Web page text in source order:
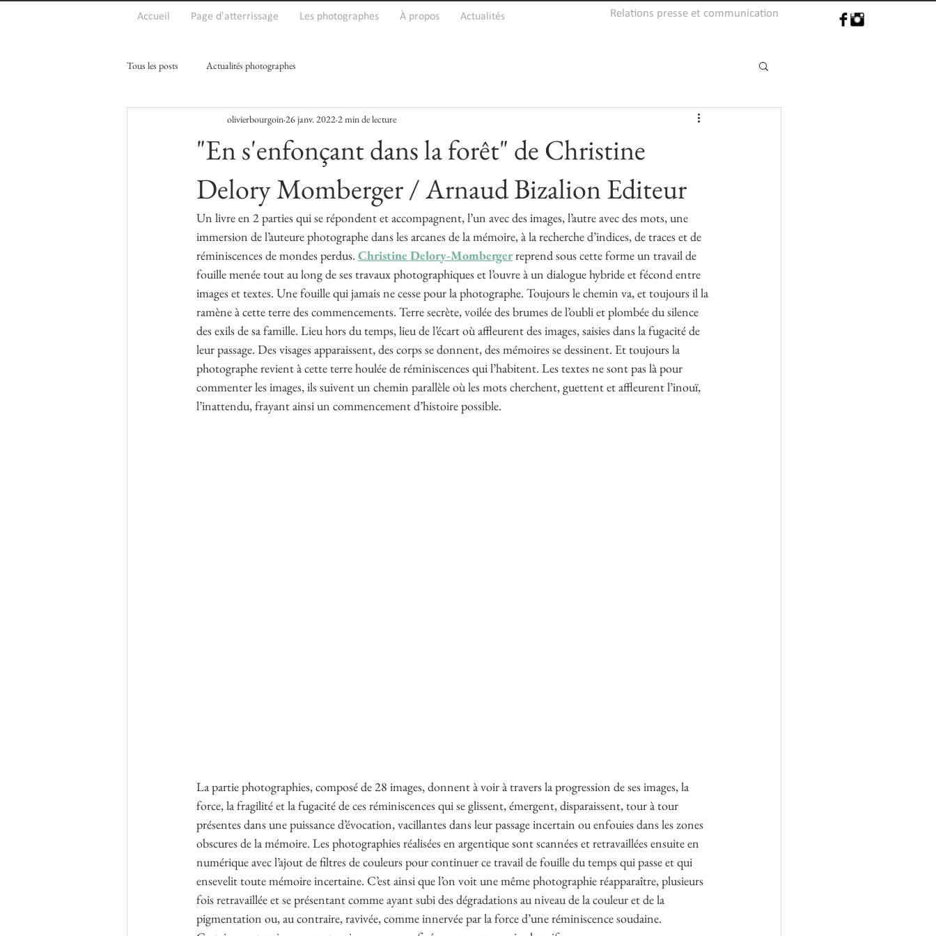
Accueil Page d'atterrissage Les photographes À propos Actualités Relations presse et communication
Tous les posts Actualités photographes
"En s'enfonçant dans la forêt" de Christine
Delory Momberger / Arnaud Bizalion Editeur
olivierbourgoin 26 janv. 2022 2 min de lecture
Un livre en 2 parties qui se répondent et accompagnent, l’un avec des images, l’autre avec des mots, une
immersion de l’auteure photographe dans les arcanes de la mémoire, à la recherche d’indices, de traces et de
réminiscences de mondes perdus. Christine Delory-Momberger reprend sous cette forme un travail de
fouille menée tout au long de ses travaux photographiques et l’ouvre à un dialogue hybride et fécond entre
images et textes. Une fouille qui jamais ne cesse pour la photographe. Toujours le chemin va, et toujours il la
ramène à cette terre des commencements. Terre secrète, voilée des brumes de l’oubli et plombée du silence
des exils de sa famille. Lieu hors du temps, lieu de l’écart où affleurent des images, saisies dans la fugacité de
leur passage. Des visages apparaissent, des corps se donnent, des mémoires se dessinent. Et toujours la
photographe revient à cette terre houlée de réminiscences qui l’habitent. Les textes ne sont pas là pour
commenter les images, ils suivent un chemin parallèle où les mots cherchent, guettent et affleurent l’inouï,
l’inattendu, frayant ainsi un commencement d’histoire possible.
La partie photographies, composé de 28 images, donnent à voir à travers la progression de ses images, la
force, la fragilité et la fugacité de ces réminiscences qui se glissent, émergent, disparaissent, tour à tour
présentes dans une puissance d’évocation, vacillantes dans leur passage incertain ou enfouies dans les zones
obscures de la mémoire. Les photographies réalisées en argentique sont scannées et retravaillées ensuite en
numérique avec l’ajout de filtres de couleurs pour continuer ce travail de fouille du temps qui passe et qui
ensevelit toute mémoire incertaine. C’est ainsi que l’on voit une même photographie réapparaître, plusieurs
fois retravaillée et se présentant comme ayant subi des dégradations au niveau de la couleur et de la
pigmentation ou, au contraire, ravivée, comme innervée par la force d’une réminiscence soudaine.